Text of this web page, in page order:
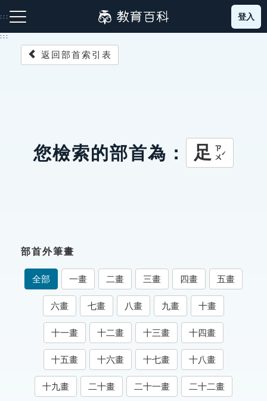
到
主
:::
成語故事
索引選單
知識索引
單字索引
生命大百科索引
遊戲專區
登入
:::
返回部首索引表
您檢索的部首為： 足 ㄗㄨˊ
部首外筆畫
全部 一畫 二畫 三畫 四畫 五畫
六畫 七畫 八畫 九畫 十畫
十一畫 十二畫 十三畫 十四畫
十五畫 十六畫 十七畫 十八畫
十九畫 二十畫 二十一畫 二十二畫